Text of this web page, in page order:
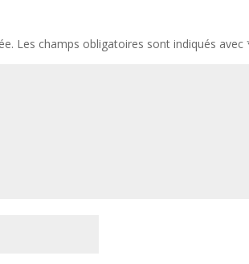
Les champs obligatoires sont indiqués avec